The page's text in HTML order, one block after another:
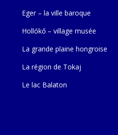
Eger – la ville baroque
Hollókő – village musée
La grande plaine hongroise
La région de Tokaj
Le lac Balaton